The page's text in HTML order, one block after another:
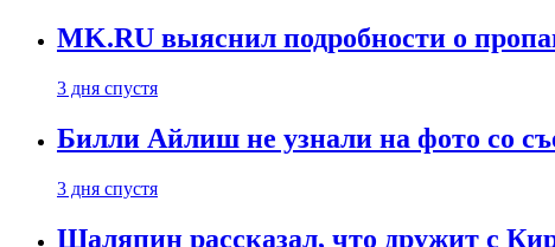
MK.RU выяснил подробности о
3 дня спустя
Билли Айлиш не узнали на фото со
3 дня спустя
Шаляпин рассказал, что дружит с